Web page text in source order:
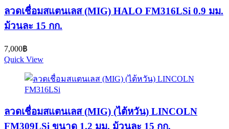
ลวดเชื่อมสแตนเลส (MIG) HALO FM316LSi 0.9 มม.
ม้วนละ 15 กก.
7,000฿
Quick View
ลวดเชื่อมสแตนเลส (MIG) (ไต้หวัน) LINCOLN
FM309LSi ขนาด 1.2 มม. ม้วนละ 15 กก.